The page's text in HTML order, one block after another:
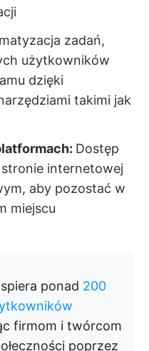
zadań,
użytkowników
dzięki
takimi jak
Dostęp
internetowej
aby pozostać w
miejscu
ponad 200
firmom i twórcom
poprzez